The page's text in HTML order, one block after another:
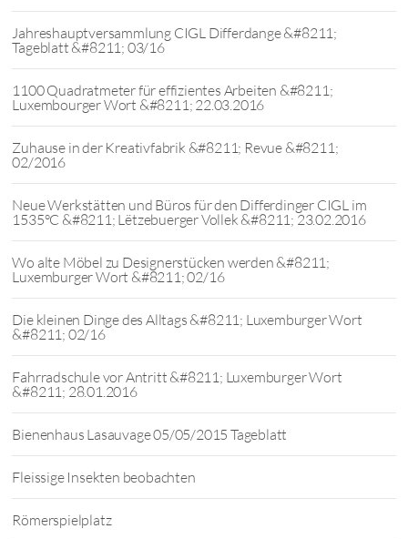
Jahreshauptversammlung CIGL Differdange &#8211;
Tageblatt &#8211; 03/16
1100 Quadratmeter für effizientes Arbeiten &#8211;
Luxembourger Wort &#8211; 22.03.2016
Zuhause in der Kreativfabrik &#8211; Revue &#8211;
02/2016
Neue Werkstätten und Büros für den Differdinger CIGL im
1535°C &#8211; Lëtzebuerger Vollek &#8211; 23.02.2016
Wo alte Möbel zu Designerstücken werden &#8211;
Luxemburger Wort &#8211; 02/16
Die kleinen Dinge des Alltags &#8211; Luxemburger Wort
&#8211; 02/16
Fahrradschule vor Antritt &#8211; Luxemburger Wort
&#8211; 28.01.2016
Bienenhaus Lasauvage 05/05/2015 Tageblatt
Fleissige Insekten beobachten
Römerspielplatz